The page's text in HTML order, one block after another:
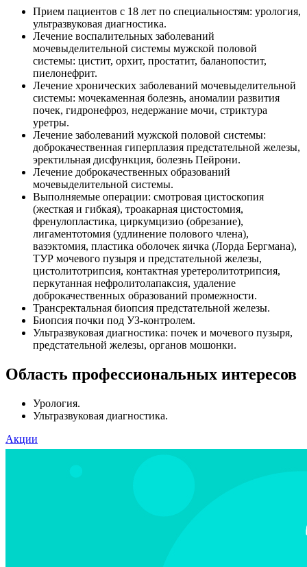
Прием пациентов с 18 лет по специальностям: урология,
ультразвуковая диагностика.
Лечение воспалительных заболеваний
мочевыделительной системы мужской половой
системы: цистит, орхит, простатит, баланопостит,
пиелонефрит.
Лечение хронических заболеваний мочевыделительной
системы: мочекаменная болезнь, аномалии развития
почек, гидронефроз, недержание мочи, стриктура
уретры.
Лечение заболеваний мужской половой системы:
доброкачественная гиперплазия предстательной железы,
эректильная дисфункция, болезнь Пейрони.
Лечение доброкачественных образований
мочевыделительной системы.
Выполняемые операции: смотровая цистоскопия
(жесткая и гибкая), троакарная цистостомия,
френулопластика, циркумцизио (обрезание),
лигаментотомия (удлинение полового члена),
вазэктомия, пластика оболочек яичка (Лорда Бергмана),
ТУР мочевого пузыря и предстательной железы,
цистолитотрипсия, контактная уретеролитотрипсия,
перкутанная нефролитолапаксия, удаление
доброкачественных образований промежности.
Трансректальная биопсия предстательной железы.
Биопсия почки под УЗ-контролем.
Ультразвуковая диагностика: почек и мочевого пузыря,
предстательной железы, органов мошонки.
Область профессиональных интересов
Урология.
Ультразвуковая диагностика.
Акции